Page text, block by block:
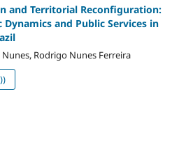
and Territorial Reconfiguration:
and Public Services in
Rodrigo Nunes Ferreira